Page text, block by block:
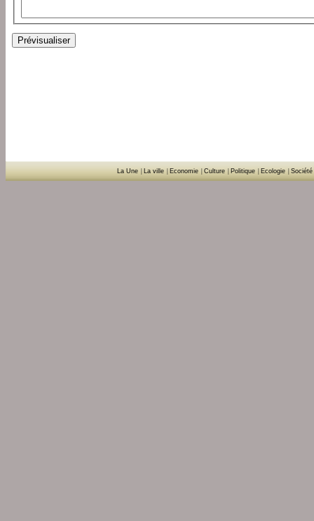
La Une La ville Economie Culture Politique Ecologie Société